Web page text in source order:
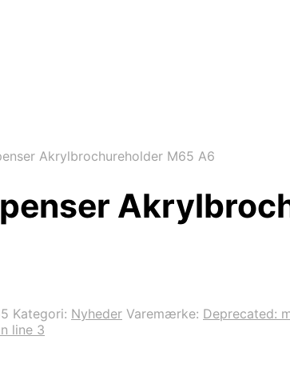
Akrylbrochureholder M65 A6
Kategori: Nyheder Varemærke: Deprecated:
line 3